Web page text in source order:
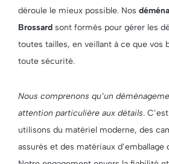
déroule le mieux possible. Nos
Brossard sont formés pour gérer les
toutes tailles, en veillant à ce que vos
toute sécurité.
Nous comprenons qu’un
attention particulière aux détails.
utilisons du matériel moderne, des
assurés et des matériaux d’emballage